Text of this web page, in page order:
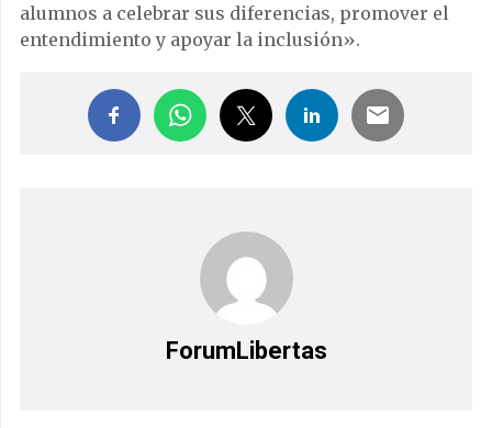
alumnos a celebrar sus diferencias, promover el
entendimiento y apoyar la inclusión».
ForumLibertas